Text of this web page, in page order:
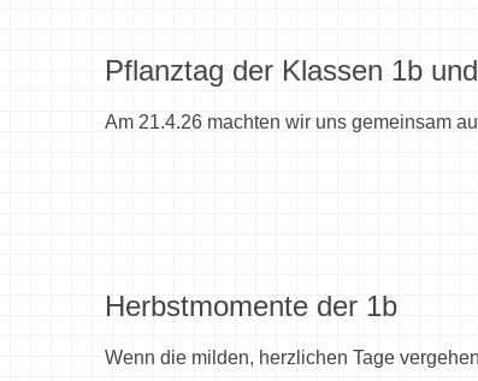
Pflanztag der Klassen 1b
Am 21.4.26 machten wir uns gemeinsam
Herbstmomente der 1b
Wenn die milden, herzlichen Tage